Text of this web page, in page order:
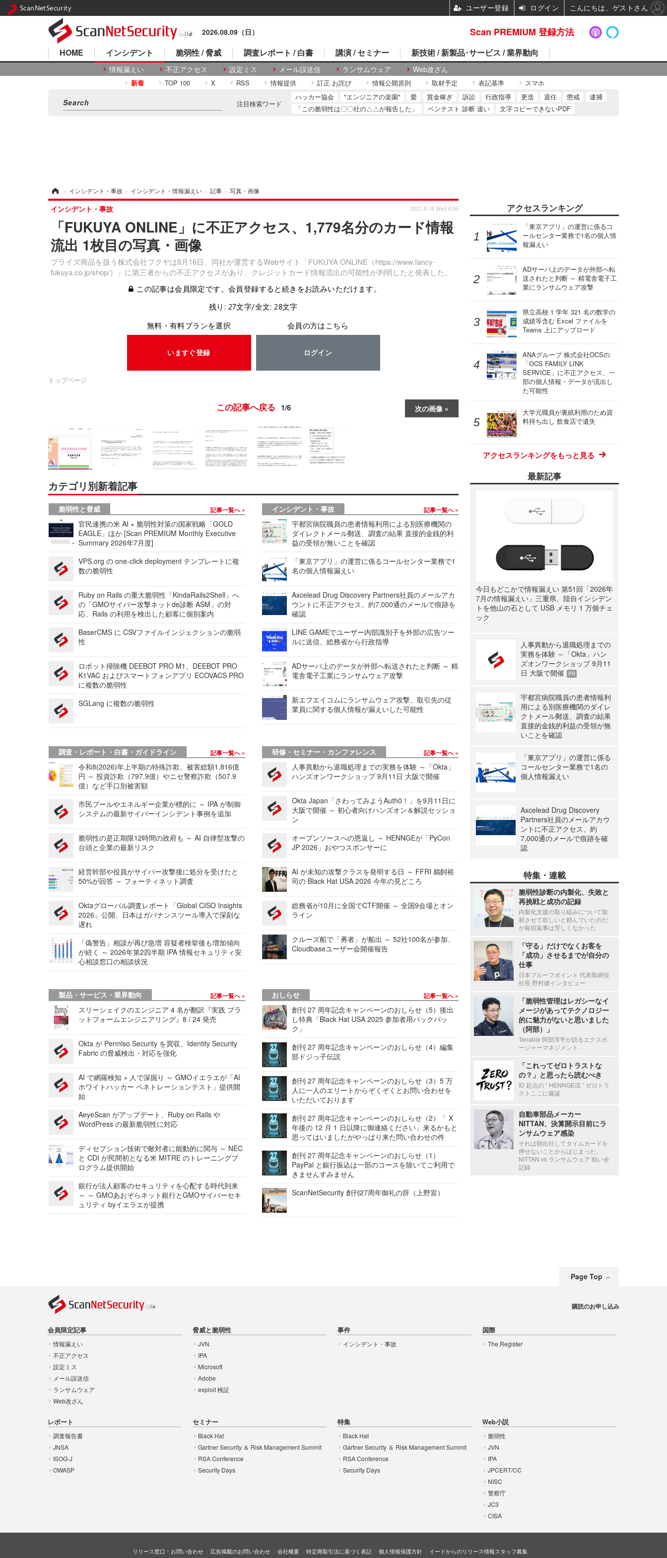
2026.08.09（日）
HOME インシデント
情報漏えい 不正アクセス 設定ミス メール誤送信 ランサムウェア Web改ざん
脆弱性 / 脅威 調査レポート / 白書 講演 / セミナー 新技術 / 新製品･サービス / 業界動向
新着 TOP 100 X RSS 情報提供 訂正 お詫び 情報公開原則 取材予定 表記基準 スマホ
注目検索ワード
ハッカー協会 "エンジニアの楽園" 愛 賞金稼ぎ 訴訟 行政指導 更迭 退任 懲戒
逮捕
「この脆弱性は〇〇社の△△が報告した」
ペンテスト 診断 違い 文字コピーできないPDF
› インシデント・事故 › インシデント・情報漏えい › 記事 › 写真・画像
「FUKUYA ONLINE」に不正アクセス、1,779名分のカード情報
流出 1枚目の写真・画像
プライズ商品を扱う株式会社フクヤは8月16日、同社が運営するWebサイト「FUKUYA ONLINE（https://www.fancy-
fukuya.co.jp/shop/）」に第三者からの不正アクセスがあり、クレジットカード情報流出の可能性が判明したと発表した。
インシデント・事故 2021.8.18 Wed 8:00
この記事は会員限定です。会員登録すると続きをお読みいただけます。
残り: 27文字/全文: 28文字
無料・有料プランを選択
いますぐ登録
会員の方はこちら
ログイン
トップページ
次の画像
この記事へ戻る 1/6
カテゴリ別新着記事
脆弱性と脅威 記事一覧へ
官民連携の米 AI × 脆弱性対策の国家戦略「GOLD
EAGLE」ほか [Scan PREMIUM Monthly Executive
Summary 2026年7月度]
VPS.org の one-click deployment テンプレートに複
数の脆弱性
Ruby on Rails の重大脆弱性「KindaRails2Shell」へ
の「GMOサイバー攻撃ネットde診断 ASM」の対
応、Rails の利用を検出した顧客に個別案内
BaserCMS に CSVファイルインジェクションの脆弱
性
ロボット掃除機 DEEBOT PRO M1、DEEBOT PRO
K1VAC およびスマートフォンアプリ ECOVACS PRO
に複数の脆弱性
SGLang に複数の脆弱性
インシデント・事故 記事一覧へ
宇都宮病院職員の患者情報利用による別医療機関の
ダイレクトメール郵送、調査の結果 直接的金銭的利
益の受領が無いことを確認
「東京アプリ」の運営に係るコールセンター業務で1
名の個人情報漏えい
Axcelead Drug Discovery Partners社員のメールアカ
ウントに不正アクセス、約7,000通のメールで痕跡を
確認
LINE GAMEでユーザー内部識別子を外部の広告ツー
ルに送信、総務省から行政指導
ADサーバ上のデータが外部へ転送されたと判断 ～ 精
電舎電子工業にランサムウェア攻撃
新エフエイコムにランサムウェア攻撃、取引先の従
業員に関する個人情報が漏えいした可能性
調査・レポート・白書・ガイドライン 記事一覧へ
令和8(2026)年上半期の特殊詐欺、被害総額1,816億
円 ～ 投資詐欺（797.9億）やニセ警察詐欺（507.9
億）など手口別被害額
市民プールやエネルギー企業が標的に ～ IPA が制御
システムの最新サイバーインシデント事例を追加
脆弱性の是正期限12時間の政府も ～ AI 自律型攻撃の
台頭と企業の最新リスク
経営幹部や役員がサイバー攻撃後に処分を受けたと
50%が回答 ～ フォーティネット調査
Oktaグローバル調査レポート「Global CISO Insights
2026」公開、日本はガバナンスツール導入で深刻な
遅れ
「偽警告」相談が再び急増 容疑者検挙後も増加傾向
が続く ～ 2026年第2四半期 IPA 情報セキュリティ安
心相談窓口の相談状況
研修・セミナー・カンファレンス 記事一覧へ
人事異動から退職処理までの実務を体験 ～「Okta」
ハンズオンワークショップ 9月11日 大阪で開催
Okta Japan「さわってみようAuth0！」を9月11日に
大阪で開催 ～ 初心者向けハンズオン＆解説セッショ
ン
オープンソースへの恩返し ～ HENNGEが「PyCon
JP 2026」おやつスポンサーに
AI が未知の攻撃クラスを発明する日 ～ FFRI 鵜飼裕
司の Black Hat USA 2026 今年の見どころ
総務省が10月に全国でCTF開催 ～ 全国9会場とオン
ライン
クルーズ船で「勇者」が船出 ～ 52社100名が参加、
Cloudbaseユーザー会開催報告
製品・サービス・業界動向 記事一覧へ
スリーシェイクのエンジニア 4 名が翻訳『実践 プラ
ットフォームエンジニアリング』8 / 24 発売
Okta が Permiso Security を買収、Identity Security
Fabric の脅威検出・対応を強化
AI で網羅検知 × 人で深掘り ～ GMOイエラエが「AI
ホワイトハッカー ペネトレーションテスト」提供開
始
AeyeScan がアップデート、Ruby on Rails や
WordPress の最新脆弱性に対応
ディセプション技術で敵対者に能動的に関与 ～ NEC
と CDI が民間初となる米 MITRE のトレーニングプ
ログラム提供開始
銀行が法人顧客のセキュリティを心配する時代到来
～ ～ GMOあおぞらネット銀行とGMOサイバーセキ
ュリティ byイエラエが提携
おしらせ 記事一覧へ
創刊 27 周年記念キャンペーンのおしらせ（5）後出
し特典「Black Hat USA 2025 参加者用バックパッ
ク」
創刊 27 周年記念キャンペーンのおしらせ（4）編集
部ドジっ子伝説
創刊 27 周年記念キャンペーンのおしらせ（3）5 万
人に一人のエリートからぞくぞくとお問い合わせを
いただいております
創刊 27 周年記念キャンペーンのおしらせ（2）「 X
年後の 12 月 1 日以降に御連絡ください」来るかもと
思ってはいましたがやっぱり来た問い合わせの件
創刊 27 周年記念キャンペーンのおしらせ（1）
PayPal と銀行振込は一部のコースを除いてご利用で
きませんすみません
ScanNetSecurity 創刊27周年御礼の辞（上野宣）
アクセスランキング
「東京アプリ」の運営に係るコ
ールセンター業務で1名の個人情
報漏えい
ADサーバ上のデータが外部へ転
送されたと判断 ～ 精電舎電子工
業にランサムウェア攻撃
県立高校 1 学年 321 名の数学の
成績等含む Excel ファイルを
Teams 上にアップロード
ANAグループ 株式会社OCSの
「OCS FAMILY LINK
SERVICE」に不正アクセス、一
部の個人情報・データが流出し
た可能性
大学元職員が裏紙利用のため資
料持ち出し 飲食店で遺失
アクセスランキングをもっと見る
最新記事
今日もどこかで情報漏えい 第51回「2026年
7月の情報漏えい」三重県、陸自インシデン
トを他山の石として USB メモリ 1 万個チェ
ック
人事異動から退職処理までの
実務を体験 ～「Okta」ハン
ズオンワークショップ 9月11
日 大阪で開催
PR
宇都宮病院職員の患者情報利
用による別医療機関のダイレ
クトメール郵送、調査の結果
直接的金銭的利益の受領が無
いことを確認
「東京アプリ」の運営に係る
コールセンター業務で1名の
個人情報漏えい
Axcelead Drug Discovery
Partners社員のメールアカウ
ントに不正アクセス、約
7,000通のメールで痕跡を確
認
特集・連載
脆弱性診断の内製化、失敗と
再挑戦と成功の記録
内製化支援の取り組みについて取
材させて欲しいと頼んでいたのだ
が毎回返事は芳しくなかった
「守る」だけでなくお客を
「成功」させるまでが自分の
仕事
日本プルーフポイント 代表取締役
社長 野村健インタビュー
「脆弱性管理はレガシーなイ
メージがあってテクノロジー
的に魅力がないと思いました
（阿部）」
Tenable 阿部淳平が語るエクスポ
ージャーマネジメント
「これってゼロトラストな
の？」と思ったら読むべき
ID 起点の “ HENNGE流 ” ゼロトラ
ストここに爆誕
自動車部品メーカー
NITTAN、決算開示目前にラ
ンサムウェア感染
それは朝出社してタイムカードを
押せないことからはじまった。
NITTAN vs ランサムウェア 戦い全
記録
Page Top
会員限定記事
情報漏えい
不正アクセス
設定ミス
メール誤送信
ランサムウェア
Web改ざん
脅威と脆弱性
JVN
IPA
Microsoft
Adobe
exploit 検証
事件
インシデント・事故
国際
The Register
レポート
調査報告書
JNSA
ISOG-J
OWASP
セミナー
Black Hat
Gartner Security ＆ Risk Management Summit
RSA Conference
Security Days
特集
Black Hat
Gartner Security ＆ Risk Management Summit
RSA Conference
Security Days
Web小説
脆弱性
JVN
IPA
JPCERT/CC
NISC
警察庁
JC3
CISA
購読のお申し込み
リリース窓口・お問い合わせ 広告掲載のお問い合わせ 会社概要 特定商取引法に基づく表記 個人情報保護方針 イードからのリリース情報スタッフ募集
Scan PREMIUM 登録方法
ScanNetSecurity ユーザー登録 ログイン こんにちは、ゲストさん